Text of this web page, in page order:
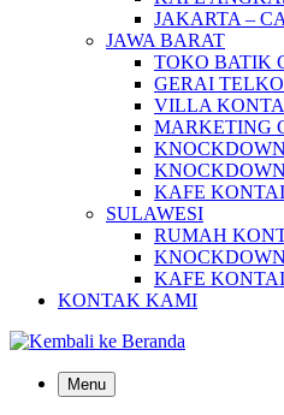
JAKARTA –
JAWA BARAT
TOKO BATIK
GERAI
VILLA
MARKETING
KAFE
SULAWESI
RUMAH
KAFE
KONTAK KAMI
Menu